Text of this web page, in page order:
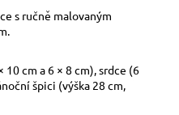
s ručně malovaným
cm a 6 × 8 cm), srdce (6
špici (výška 28 cm,